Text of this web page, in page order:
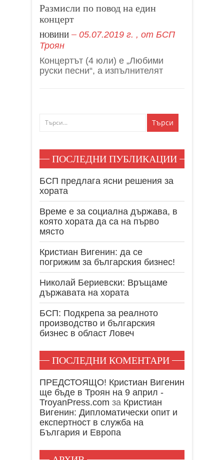
Размисли по повод на един
концерт
НОВИНИ 05.07.2019 г. , от БСП
Троян
Концертът (4 юли) е „Любими
руски песни“, а изпълнителят
ПОСЛЕДНИ ПУБЛИКАЦИИ
БСП предлага ясни решения за
хората
Време е за социална държава, в
която хората да са на първо
място
Кристиан Вигенин: да се
погрижим за българския бизнес!
Николай Бериевски: Връщаме
държавата на хората
БСП: Подкрепа за реалното
производство и българския
бизнес в област Ловеч
ПОСЛЕДНИ КОМЕНТАРИ
ПРЕДСТОЯЩО! Кристиан Вигенин
ще бъде в Троян на 9 април -
TroyanPress.com за Кристиан
Вигенин: Дипломатически опит и
експертност в служба на
България и Европа